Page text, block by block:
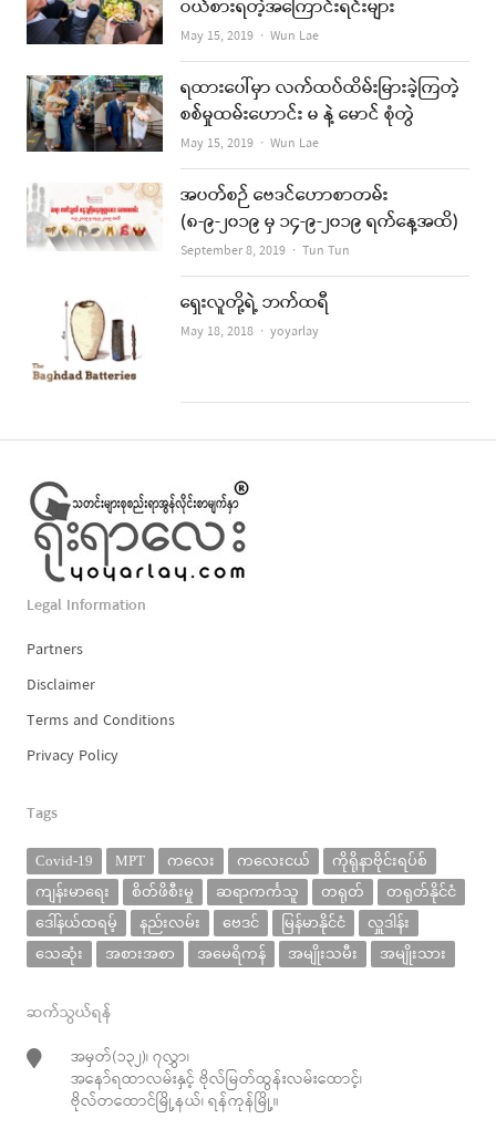
ဝယ်စားရတဲ့အကြောင်းရင်းများ
May 15, 2019 Author
Wun Lae
ရထားပေါ်မှာ လက်ထပ်ထိမ်းမြားခဲ့ကြတဲ့
စစ်မှုထမ်းဟောင်း မ နဲ့ မောင် စုံတွဲ
May 15, 2019 Author
Wun Lae
အပတ်စဉ် ဗေဒင်ဟောစာတမ်း
(၈-၉-၂၀၁၉ မှ ၁၄-၉-၂၀၁၉ ရက်နေ့အထိ)
September 8, 2019 Author
Tun Tun
ရှေးလူတို့ရဲ့ ဘက်ထရီ
May 18, 2018 Author
yoyarlay
Legal Information
Partners
Disclaimer
Terms and Conditions
Privacy Policy
Tags
Covid-19 MPT ကလေး ကလေးငယ်
ကိုရိုနာဗိုင်းရပ်စ်
ကျန်းမာရေး
စိတ်ဖိစီးမှု ဆရာကင်္ကသူ တရုတ်
တရုတ်နိုင်ငံ
ဒေါ်နယ်ထရမ့်
နည်းလမ်း ဗေဒင် မြန်မာနိုင်ငံ
လှူဒါန်း
သေဆုံး
အစားအစာ အမေရိကန် အမျိုးသမီး အမျိုးသား
ဆက်သွယ်ရန်
အမှတ်(၁၃၂)၊ ၇လွှာ၊
အနော်ရထာလမ်းနှင့် ဗိုလ်မြတ်ထွန်းလမ်းထောင့်၊
ဗိုလ်တထောင်မြို့နယ်၊ ရန်ကုန်မြို့။